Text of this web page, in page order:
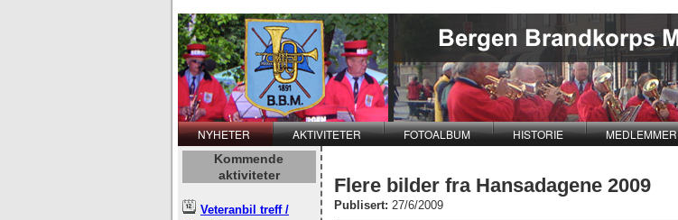
NYHETER AKTIVITETER FOTOALBUM HISTORIE MEDLEMMER
Flere bilder fra Hansadagene 2009
Publisert: 27/6/2009
Kommende
aktiviteter
Veteranbil treff /